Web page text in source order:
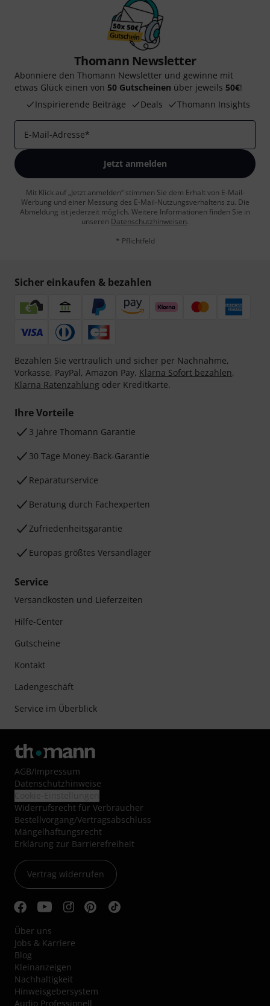
Thomann Newsletter
Abonniere den Thomann Newsletter und gewinne mit
etwas Glück einen von 50 Gutscheinen über jeweils 50€!
Inspirierende Beiträge
Deals Thomann Insights
E-Mail-Adresse*
Jetzt anmelden
Mit Klick auf „Jetzt anmelden“ stimmen Sie dem Erhalt von E-Mail-
Werbung und einer Messung des E-Mail-Nutzungsverhaltens zu. Die
Abmeldung ist jederzeit möglich. Weitere Informationen finden Sie in
unseren Datenschutzhinweisen.
* Pflichtfeld
Sicher einkaufen & bezahlen
Bezahlen Sie vertraulich und sicher per Nachnahme,
Vorkasse, PayPal, Amazon Pay, Klarna Sofort bezahlen,
Klarna Ratenzahlung oder Kreditkarte.
Ihre Vorteile
3 Jahre Thomann Garantie
30 Tage Money-Back-Garantie
Reparaturservice
Beratung durch Fachexperten
Zufriedenheitsgarantie
Europas größtes Versandlager
Service
Versandkosten und Lieferzeiten
Hilfe-Center
Gutscheine
Kontakt
Ladengeschäft
Service im Überblick
AGB/Impressum
Datenschutzhinweise
Widerrufsrecht für Verbraucher
Bestellvorgang/Vertragsabschluss
Mängelhaftungsrecht
Erklärung zur Barrierefreiheit
Vertrag widerrufen
Über uns
Jobs & Karriere
Blog
Kleinanzeigen
Nachhaltigkeit
Hinweisgebersystem
Audio Professionell